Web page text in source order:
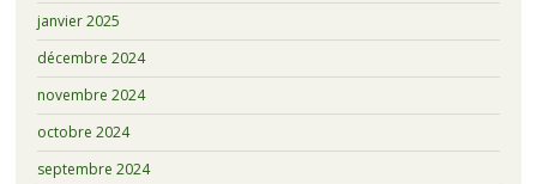
janvier 2025
décembre 2024
novembre 2024
octobre 2024
septembre 2024